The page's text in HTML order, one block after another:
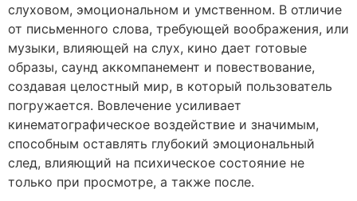
слуховом, эмоциональном и умственном. В отличие
от письменного слова, требующей воображения, или
музыки, влияющей на слух, кино дает готовые
образы, саунд аккомпанемент и повествование,
создавая целостный мир, в который пользователь
погружается. Вовлечение усиливает
кинематографическое воздействие и значимым,
способным оставлять глубокий эмоциональный
след, влияющий на психическое состояние не
только при просмотре, а также после.